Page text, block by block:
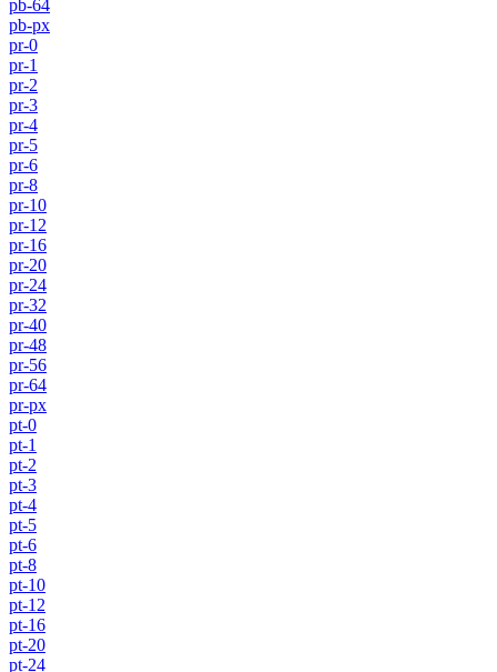
pb-64
pb-px
pr-0
pr-1
pr-2
pr-3
pr-4
pr-5
pr-6
pr-8
pr-10
pr-12
pr-16
pr-20
pr-24
pr-32
pr-40
pr-48
pr-56
pr-64
pr-px
pt-0
pt-1
pt-2
pt-3
pt-4
pt-5
pt-6
pt-8
pt-10
pt-12
pt-16
pt-20
pt-24